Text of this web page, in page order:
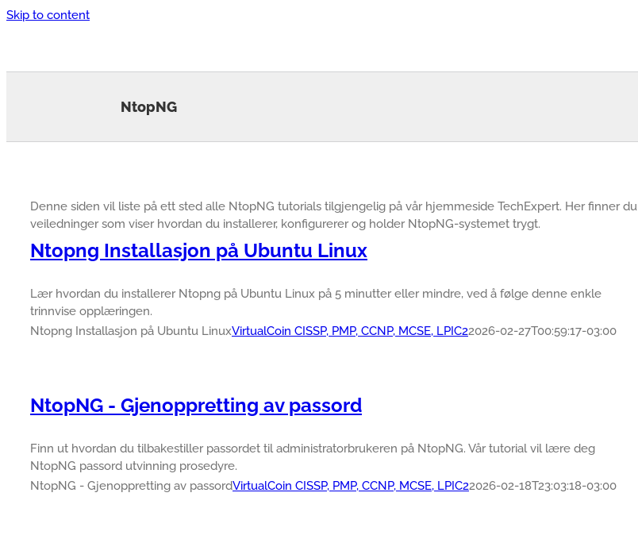
Skip to content
NtopNG
Denne siden vil liste på ett sted alle NtopNG tutorials tilgjengelig på vår hjemmeside TechExpert. Her finner du
veiledninger som viser hvordan du installerer, konfigurerer og holder NtopNG-systemet trygt.
Ntopng Installasjon på Ubuntu Linux
Lær hvordan du installerer Ntopng på Ubuntu Linux på 5 minutter eller mindre, ved å følge denne enkle
trinnvise opplæringen.
Ntopng Installasjon på Ubuntu LinuxVirtualCoin CISSP, PMP, CCNP, MCSE, LPIC22026-02-27T00:59:17-03:00
NtopNG - Gjenoppretting av passord
Finn ut hvordan du tilbakestiller passordet til administratorbrukeren på NtopNG. Vår tutorial vil lære deg
NtopNG passord utvinning prosedyre.
NtopNG - Gjenoppretting av passordVirtualCoin CISSP, PMP, CCNP, MCSE, LPIC22026-02-18T23:03:18-03:00